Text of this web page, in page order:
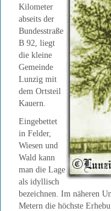
Kilometer
abseits der
Bundesstraße
B 92, liegt
die kleine
Gemeinde
Lunzig mit
dem Ortsteil
Kauern.
Eingebettet
in Felder,
Wiesen und
Wald kann
man die Lage
als idyllisch
bezeichnen. Im näheren
Metern die höchste